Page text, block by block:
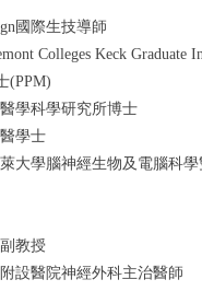
國際生技導師
Colleges Keck Graduate
(PPM)
學科學研究所博士
學士
大學腦神經生物及電腦科
教授
設醫院神經外科主治醫師